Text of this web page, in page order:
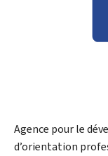
Agence pour le
d’orientation